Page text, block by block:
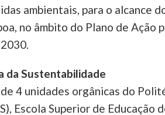
ambientais, para o alcance
no âmbito do Plano de Ação
da Sustentabilidade
4 unidades orgânicas do
Escola Superior de Educação